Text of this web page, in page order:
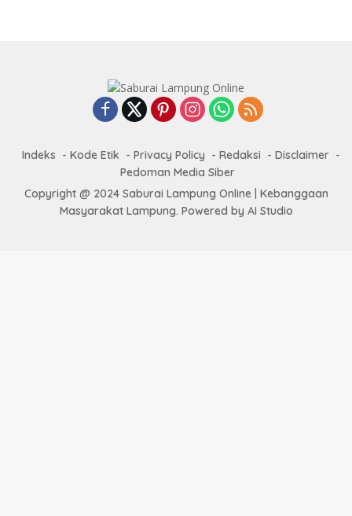
Indeks Kode Etik Privacy Policy Redaksi
Disclaimer
Pedoman Media Siber
Copyright @ 2024 Saburai Lampung Online | Kebanggaan
Masyarakat Lampung. Powered by AI Studio